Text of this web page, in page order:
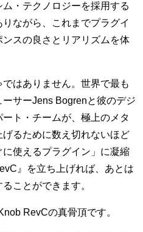
・テクノロジーを採用する
ながら、これまでプラグイ
スの良さとリアリズムを体
はありません。世界で最も
サーJens Bogrenと彼のデジ
ト・チームが、極上のメタ
るために数え切れないほど
使えるプラグイン」に凝縮
』を立ち上げれば、あとは
ことができます。
RevCの真骨頂です。